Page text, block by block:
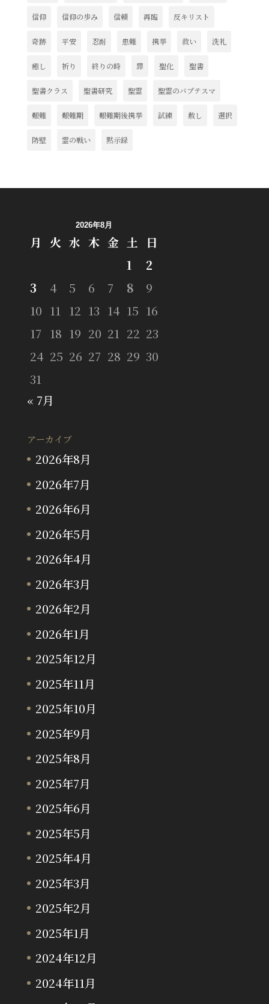
信仰 信仰の歩み 信頼 再臨 反キリスト
奇跡 平安 忍耐 患難 携挙 救い 洗礼
癒し 祈り 終りの時 罪 聖化 聖書
聖書クラス 聖書研究 聖霊 聖霊のバプテスマ
艱難 艱難期 艱難期後携挙 試練 赦し 選択
防壁 霊の戦い 黙示録
2026年8月
月 火 水 木 金 土
日
1
2
3
4 5 6 7 8
9
10 11 12 13 14 15 16
17 18 19 20 21 22 23
24 25 26 27 28 29 30
31
« 7月
アーカイブ
2026年8月
2026年7月
2026年6月
2026年5月
2026年4月
2026年3月
2026年2月
2026年1月
2025年12月
2025年11月
2025年10月
2025年9月
2025年8月
2025年7月
2025年6月
2025年5月
2025年4月
2025年3月
2025年2月
2025年1月
2024年12月
2024年11月